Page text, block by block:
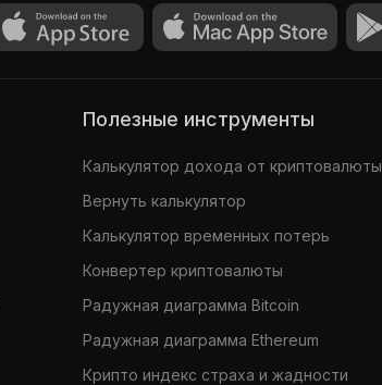
Полезные инструменты
Калькулятор дохода от криптовалюты
Вернуть калькулятор
Калькулятор временных потерь
Конвертер криптовалюты
Радужная диаграмма Bitcoin
Радужная диаграмма Ethereum
Крипто индекс страха и жадности